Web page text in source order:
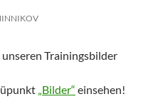
Trainingsbilder
„Bilder“ einsehen!